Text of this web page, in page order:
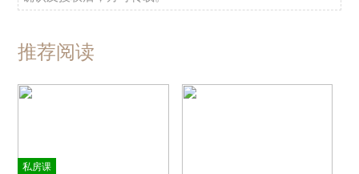
推荐阅读
私房课